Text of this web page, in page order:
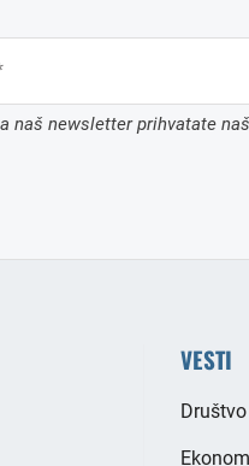
naš newsletter prihvatate
VESTI
Društvo